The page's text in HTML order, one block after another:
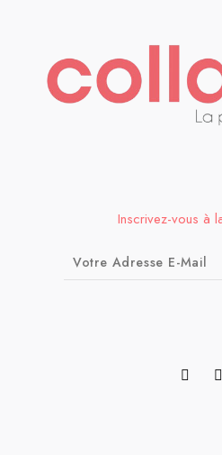
Inscrivez-vous à